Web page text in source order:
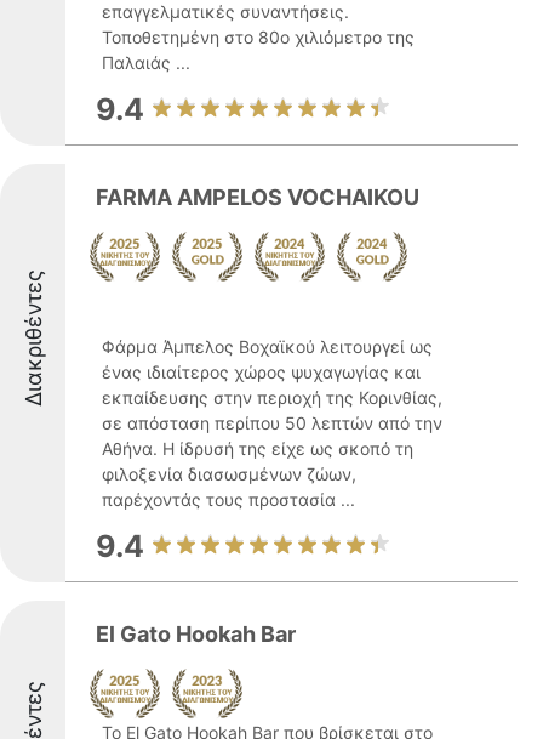
επαγγελματικές συναντήσεις.
Τοποθετημένη στο 80ο χιλιόμετρο της
Παλαιάς ...
9.4
Διακριθέντες
FARMA AMPELOS VOCHAIKOU
Φάρμα Άμπελος Βοχαϊκού λειτουργεί ως
ένας ιδιαίτερος χώρος ψυχαγωγίας και
εκπαίδευσης στην περιοχή της Κορινθίας,
σε απόσταση περίπου 50 λεπτών από την
Αθήνα. Η ίδρυσή της είχε ως σκοπό τη
φιλοξενία διασωσμένων ζώων,
παρέχοντάς τους προστασία ...
9.4
El Gato Hookah Bar
Το El Gato Hookah Bar που βρίσκεται στο